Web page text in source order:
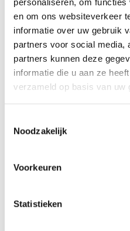
personaliseren, om
en om ons websiteverkeer
informatie over uw gebruik
partners voor social media,
partners kunnen deze
informatie die u aan ze
verzameld op basis van uw
Noodzakelijk
Voorkeuren
Statistieken
DOWNLOAD IN DE
App Store
Lees ook
Vier generaties
kunst in Hervormde
Wielrenner
Den Bommel